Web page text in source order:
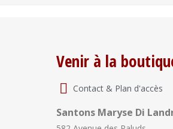
Venir à la
Contact & Plan d'accès
Santons Maryse Di